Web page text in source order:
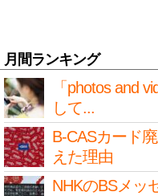
月間ランキング
「photos and
して...
B-CASカード
えた理由
NHKのBSメッ